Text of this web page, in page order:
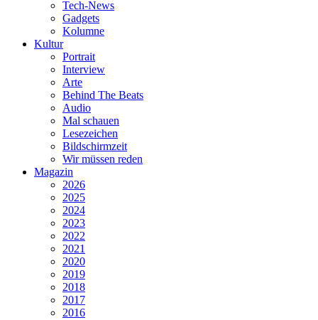
Tech-News
Gadgets
Kolumne
Kultur
Portrait
Interview
Arte
Behind The Beats
Audio
Mal schauen
Lesezeichen
Bildschirmzeit
Wir müssen reden
Magazin
2026
2025
2024
2023
2022
2021
2020
2019
2018
2017
2016